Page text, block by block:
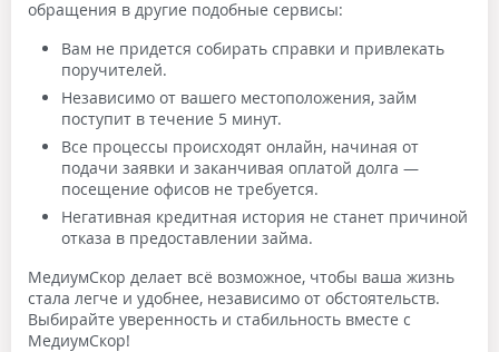
обращения в другие подобные сервисы:
Вам не придется собирать справки и привлекать
поручителей.
Независимо от вашего местоположения, займ
поступит в течение 5 минут.
Все процессы происходят онлайн, начиная от
подачи заявки и заканчивая оплатой долга —
посещение офисов не требуется.
Негативная кредитная история не станет причиной
отказа в предоставлении займа.
МедиумСкор делает всё возможное, чтобы ваша жизнь
стала легче и удобнее, независимо от обстоятельств.
Выбирайте уверенность и стабильность вместе с
МедиумСкор!